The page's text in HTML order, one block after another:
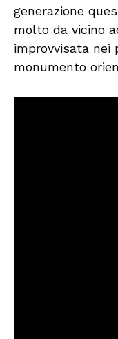
generazione
molto da vicino
improvvisata nei
monumento